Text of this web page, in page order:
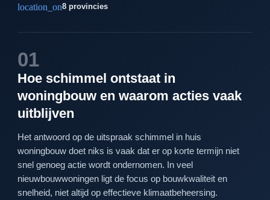
location_on8 provincies
01
Hoe schimmel ontstaat in
woningbouw en waarom acties vaak
uitblijven
Het antwoord op de uitspraak schimmel in huis
woningbouw doet niks is vaak dat er op korte termijn niet
snel genoeg actie wordt ondernomen. In veel
nieuwbouwwoningen ligt de focus op bouwkwaliteit en
snelheid, niet altijd op effectieve klimaatbeheersing.